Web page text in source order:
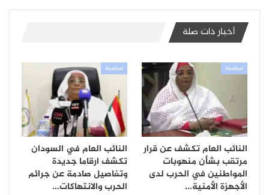
أخبار ذات صلة
سياسية
النائب العام تكشف عن قرار
مرتقب بشأن منهوبات
المواطنين في الحرب لدى
الأجهزة الأمنية…
سياسية
النائب العام في السودان
تكشف ارقاما جديدة
وتفاصيل صادمة عن جرائم
الحرب والانتهاكات…